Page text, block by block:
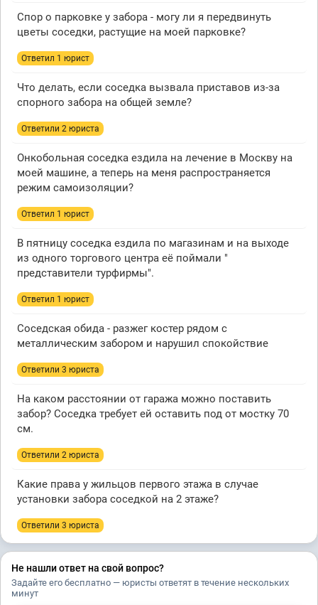
Спор о парковке у забора - могу ли я передвинуть
цветы соседки, растущие на моей парковке?
Ответил 1 юрист
Что делать, если соседка вызвала приставов из-за
спорного забора на общей земле?
Ответили 2 юристa
Онкобольная соседка ездила на лечение в Москву на
моей машине, а теперь на меня распространяется
режим самоизоляции?
Ответил 1 юрист
В пятницу соседка ездила по магазинам и на выходе
из одного торгового центра её поймали "
представители турфирмы".
Ответил 1 юрист
Соседская обида - разжег костер рядом с
металлическим забором и нарушил спокойствие
Ответили 3 юристa
На каком расстоянии от гаража можно поставить
забор? Соседка требует ей оставить под от мостку 70
см.
Ответили 2 юристa
Какие права у жильцов первого этажа в случае
установки забора соседкой на 2 этаже?
Ответили 3 юристa
Не нашли ответ на свой вопрос?
Задайте его бесплатно — юристы ответят в течение нескольких
минут